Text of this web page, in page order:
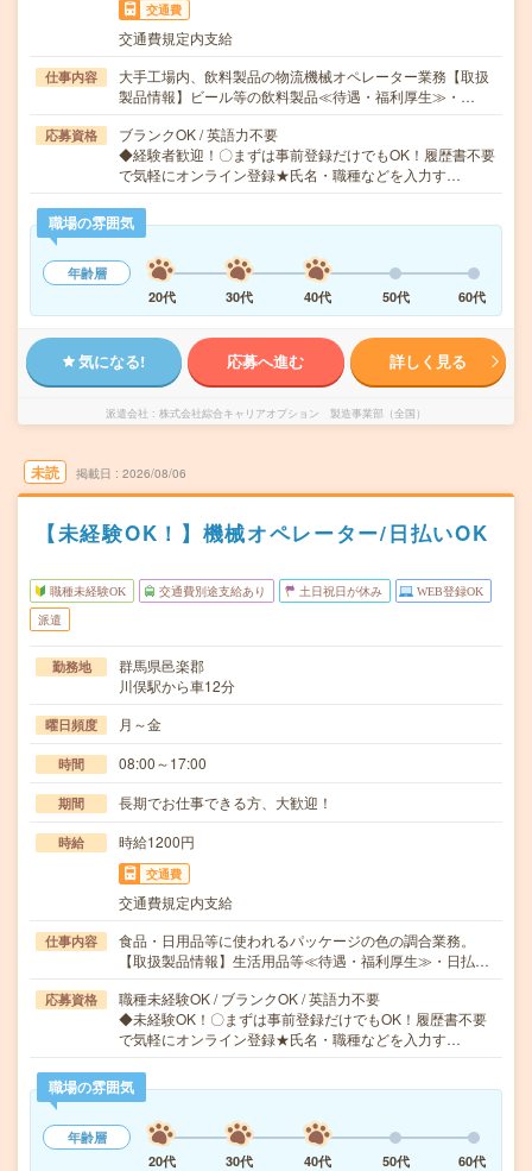
交通費
交通費規定内支給
仕事内容
大手工場内、飲料製品の物流機械オペレーター業務【取扱
製品情報】ビール等の飲料製品≪待遇・福利厚生≫・…
応募資格
ブランクOK / 英語力不要
◆経験者歓迎！〇まずは事前登録だけでもOK！履歴書不要
で気軽にオンライン登録★氏名・職種などを入力す…
職場の雰囲気
年齢層
20代
30代 40代 50代 60代
気になる! 応募へ進む 詳しく見る
派遣会社 株式会社綜合キャリアオプション 製造事業部（全国）
未読 掲載日 2026/08/06
【未経験OK！】機械オペレーター/日払いOK
職種未経験OK 交通費別途支給あり 土日祝日が休み WEB登録OK
派遣
勤務地
群馬県邑楽郡
川俣駅から車12分
曜日頻度 月～金
時間 08:00～17:00
期間 長期でお仕事できる方、大歓迎！
時給 時給1200円
交通費
交通費規定内支給
仕事内容
食品・日用品等に使われるパッケージの色の調合業務。
【取扱製品情報】生活用品等≪待遇・福利厚生≫・日払…
応募資格
職種未経験OK / ブランクOK / 英語力不要
◆未経験OK！〇まずは事前登録だけでもOK！履歴書不要
で気軽にオンライン登録★氏名・職種などを入力す…
職場の雰囲気
年齢層
20代
30代 40代 50代 60代